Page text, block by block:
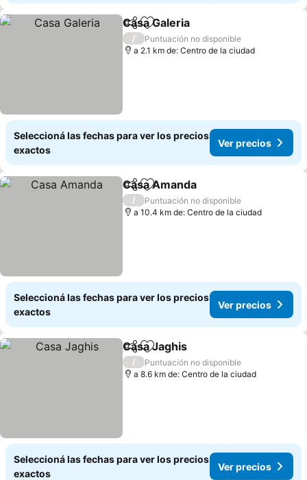
CompartirAñadir a favoritos
Casa Galeria
/
Puntuación no disponible
a 2.1 km de: Centro de la ciudad
Seleccioná las fechas para ver los precios
exactos
Ver precios
CompartirAñadir a favoritos
Casa Amanda
/
Puntuación no disponible
a 10.4 km de: Centro de la ciudad
Seleccioná las fechas para ver los precios
exactos
Ver precios
CompartirAñadir a favoritos
Casa Jaghis
/
Puntuación no disponible
a 8.6 km de: Centro de la ciudad
Seleccioná las fechas para ver los precios
exactos
Ver precios